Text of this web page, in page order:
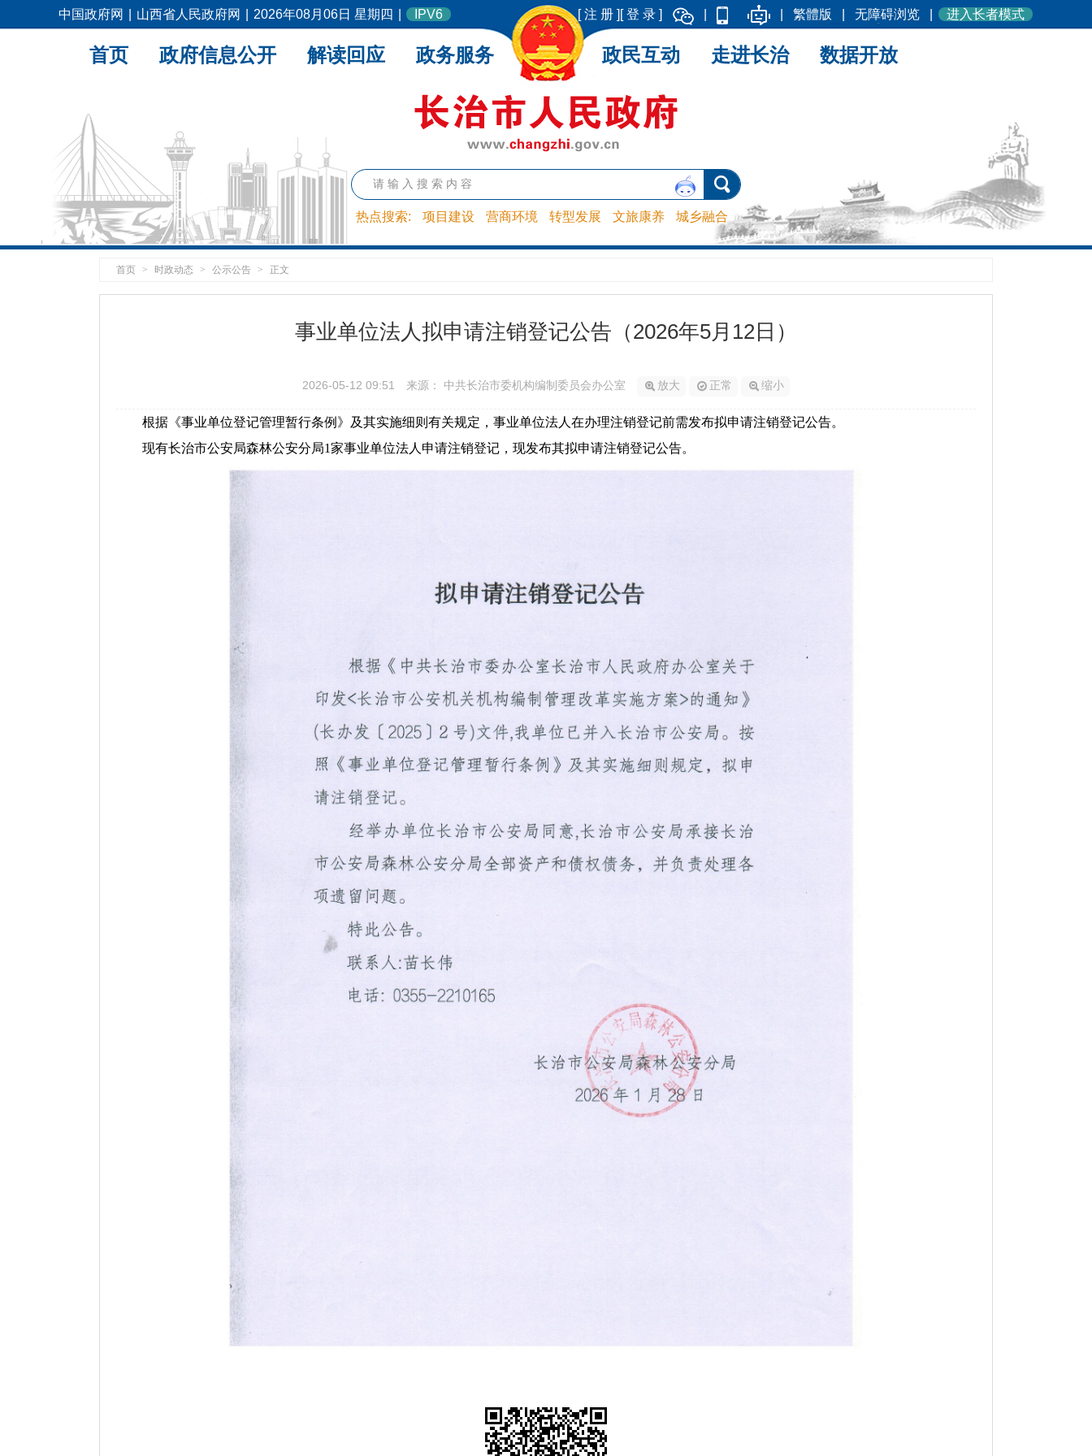
中国政府网 山西省人民政府网 2026年08月06日 星期四 IPV6 [ 登 录 ]
[ 注 册 ] 繁體版 无障碍浏览 进入长者模式
热点搜索: 项目建设 营商环境 转型发展 文旅康养 城乡融合
首页 政府信息公开 解读回应 政务服务 政民互动 走进长治 数据开放
首页 > 时政动态 > 公示公告 > 正文
事业单位法人拟申请注销登记公告（2026年5月12日）
2026-05-12 09:51 来源： 中共长治市委机构编制委员会办公室 放大 正常 缩小
根据《事业单位登记管理暂行条例》及其实施细则有关规定，事业单位法人在办理注销登记前需发布拟申请注销登记公告。
现有长治市公安局森林公安分局1家事业单位法人申请注销登记，现发布其拟申请注销登记公告。